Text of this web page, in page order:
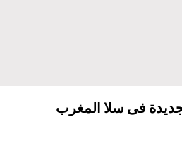
فى سلا المغرب